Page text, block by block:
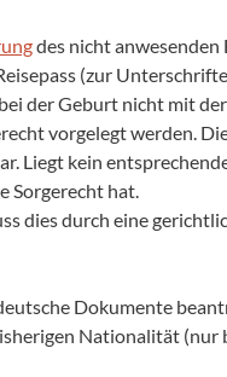
des nicht
(zur
der Geburt nicht mit
vorgelegt werden.
Liegt kein
Sorgerecht hat.
dies durch eine
Dokumente
Nationalität (nur